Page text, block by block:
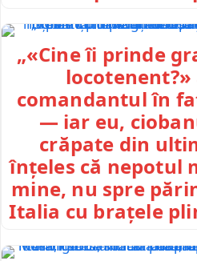
„«Cine îi prinde
comandantul în
— iar eu,
crăpate din
înțeles că nepotul
mine, nu spre
Italia cu brațele